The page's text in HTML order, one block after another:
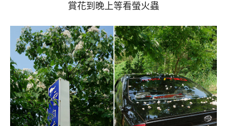
賞花到晚上等看螢火蟲